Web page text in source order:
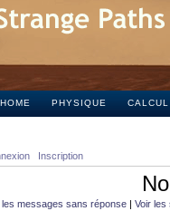
HOME PHYSIQUE CALCUL
Inscription
les messages sans réponse | Voir les